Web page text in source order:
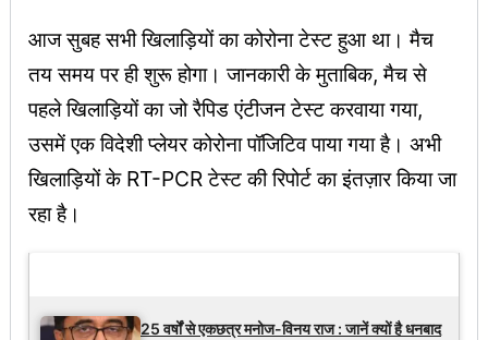
आज सुबह सभी खिलाड़ियों का कोरोना टेस्ट हुआ था। मैच
तय समय पर ही शुरू होगा। जानकारी के मुताबिक, मैच से
पहले खिलाड़ियों का जो रैपिड एंटीजन टेस्ट करवाया गया,
उसमें एक विदेशी प्लेयर कोरोना पॉजिटिव पाया गया है। अभी
खिलाड़ियों के RT-PCR टेस्ट की रिपोर्ट का इंतज़ार किया जा
रहा है।
25 वर्षों से एकछत्र मनोज-विनय राज : जानें क्यों है धनबाद